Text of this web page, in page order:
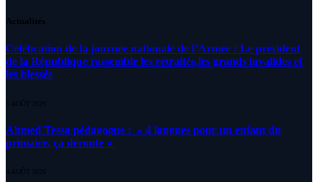
Actualités
Célébration de la journée nationale de l’Armée : Le président
de la République rassemble les retraités,les grands invalides et
les blessés
5 AOÛT 2026
Ahmed Tessa pédagogue : » 4 langues pour un enfant du
primaire, ça déroute «
4 AOÛT 2026